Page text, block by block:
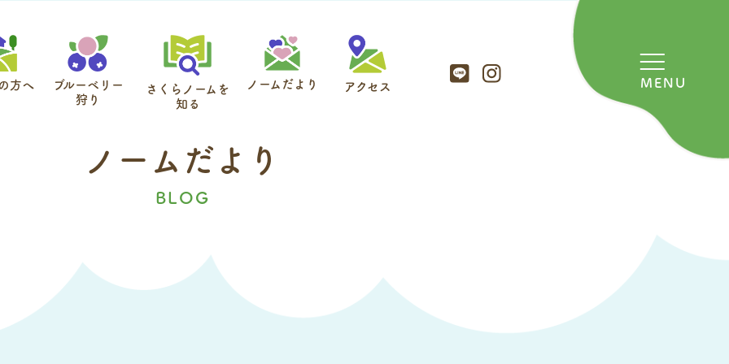
方へ
ブルーベリー
狩り
さくらノームを
知る
ノームだより アクセス MENU
ノ ー ム だ よ り
BLOG